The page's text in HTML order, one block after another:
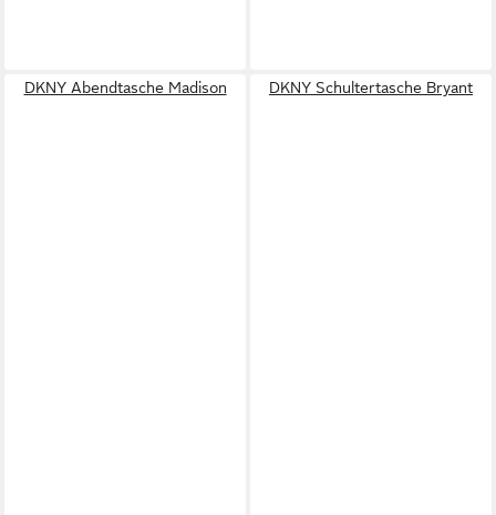
DKNY Abendtasche Madison DKNY Schultertasche Bryant